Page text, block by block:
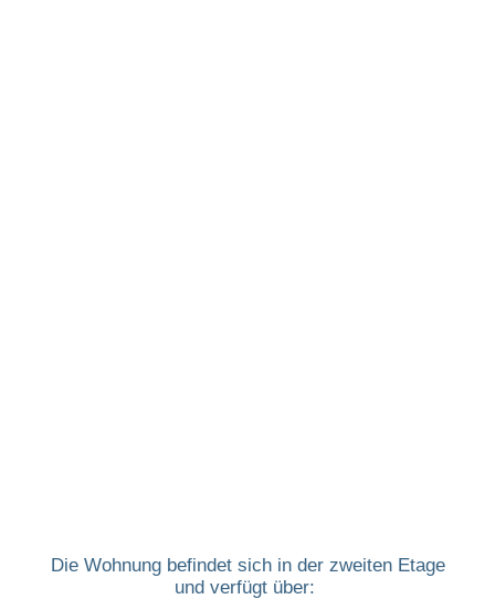
Die Wohnung befindet sich in der zweiten Etage
und verfügt über: